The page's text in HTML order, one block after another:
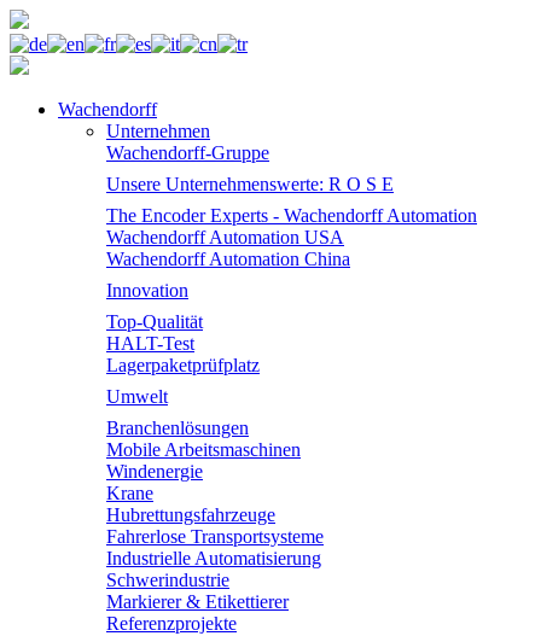
Wachendorff
Unternehmen
Wachendorff-Gruppe
Unsere Unternehmenswerte: R O S E
The Encoder Experts - Wachendorff Automation
Wachendorff Automation USA
Wachendorff Automation China
Innovation
Top-Qualität
HALT-Test
Lagerpaketprüfplatz
Umwelt
Branchenlösungen
Mobile Arbeitsmaschinen
Windenergie
Krane
Hubrettungsfahrzeuge
Fahrerlose Transportsysteme
Industrielle Automatisierung
Schwerindustrie
Markierer & Etikettierer
Referenzprojekte